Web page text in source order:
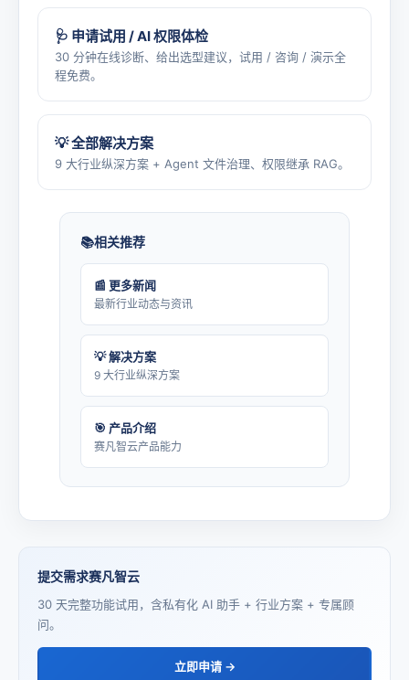
🩺 申请试用 / AI 权限体检
30 分钟在线诊断、给出选型建议，试用 / 咨询 / 演示全
程免费。
💡 全部解决方案
9 大行业纵深方案 + Agent 文件治理、权限继承 RAG。
相关推荐
📰 更多新闻
最新行业动态与资讯
💡 解决方案
9 大行业纵深方案
🎯 产品介绍
赛凡智云产品能力
提交需求赛凡智云
30 天完整功能试用，含私有化 AI 助手 + 行业方案 + 专属顾
问。
立即申请 →